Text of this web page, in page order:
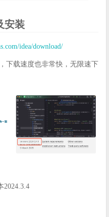
安装
idea/download/
下载速度也非常快，无限速下
2024.3.4